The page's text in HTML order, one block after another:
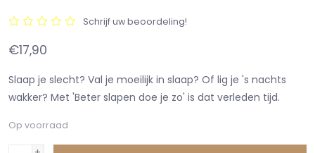
Schrijf uw beoordeling!
€17,90
Slaap je slecht? Val je moeilijk in slaap? Of lig je 's nachts
wakker? Met 'Beter slapen doe je zo' is dat verleden tijd.
Op voorraad